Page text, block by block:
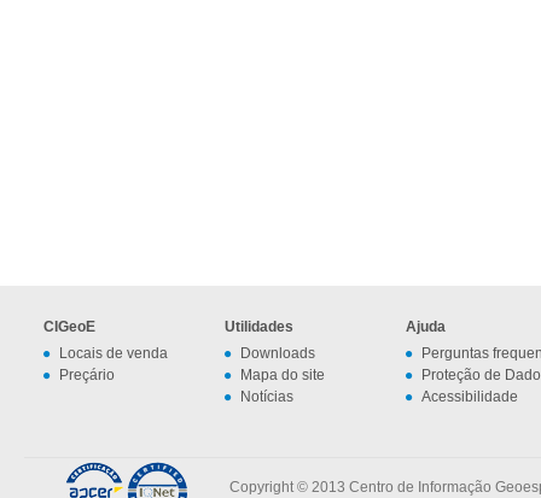
CIGeoE
Locais de venda
Preçário
Utilidades
Downloads
Mapa do site
Notícias
Ajuda
Perguntas
Proteção de
Acessibilidade
Copyright © 2013 Centro de Informação